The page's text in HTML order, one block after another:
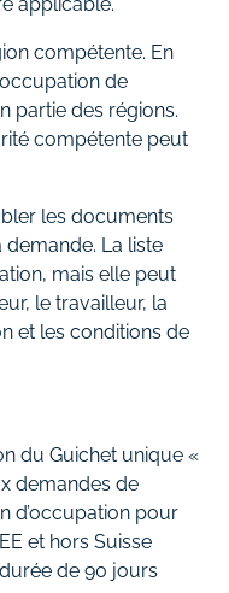
compétente. En
de
partie des régions.
compétente peut
les documents
demande. La liste
mais elle peut
le travailleur, la
et les conditions de
du Guichet unique «
demandes de
d’occupation pour
et hors Suisse
de 90 jours